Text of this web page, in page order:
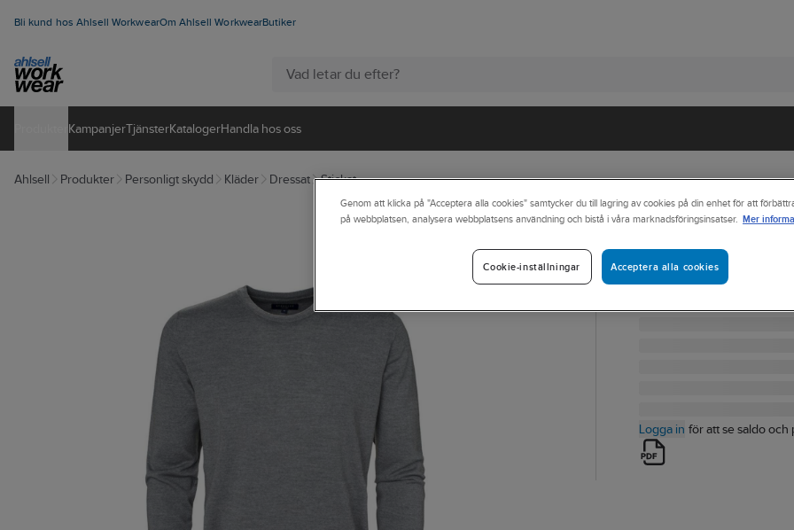
Bli kund hos Ahlsell WorkwearOm Ahlsell WorkwearButiker
KampanjerTjänsterKatalogerHandla hos oss
Ahlsell Produkter Personligt skydd Kläder Dressat Stickat
BERKELEY
Tröja Berkeley
TRÖJA WILTON CREW
Logga in för att se saldo och
Genom att klicka på "Acceptera alla cookies" samtycker du till lagring av cookies på din enhet för att
på webbplatsen, analysera webbplatsens användning och bistå i våra marknadsföringsinsatser. Mer
Acceptera alla cookies
Cookie-inställningar